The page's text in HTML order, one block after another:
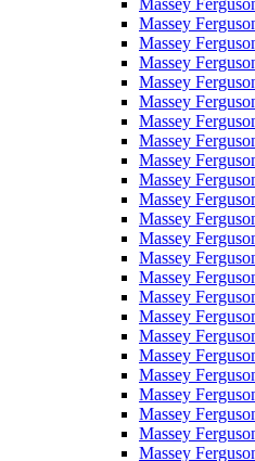
Massey
Massey
Massey
Massey
Massey
Massey
Massey
Massey
Massey
Massey
Massey
Massey
Massey
Massey
Massey
Massey
Massey
Massey
Massey
Massey
Massey
Massey
Massey
Massey